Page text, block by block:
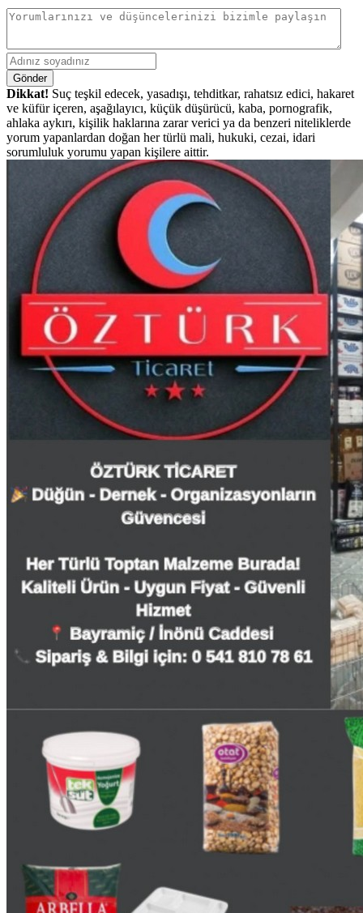
Gönder
Dikkat! Suç teşkil edecek, yasadışı, tehditkar, rahatsız edici, hakaret
ve küfür içeren, aşağılayıcı, küçük düşürücü, kaba, pornografik,
ahlaka aykırı, kişilik haklarına zarar verici ya da benzeri niteliklerde
yorum yapanlardan doğan her türlü mali, hukuki, cezai, idari
sorumluluk yorumu yapan kişilere aittir.